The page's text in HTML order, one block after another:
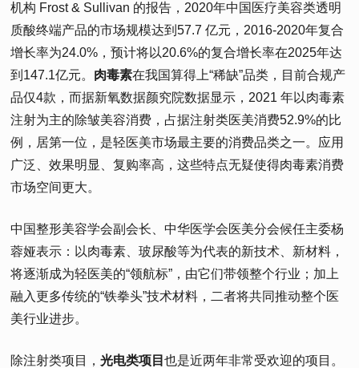
机构 Frost & Sullivan 的报告，2020年中国医疗美容类透明
质酸终端产品的市场规模达到57.7 亿元，2016-2020年复合
增长率为24.0%，预计将以20.6%的复合增长率在2025年达
到147.1亿元。 肉毒素在我国算得上“稀缺”品类，目前合规产
品仅4款，而据新氧数据颜究院数据显示，2021 年以肉毒素
注射为主的除皱美容消费，占据注射类医美消费52.9%的比
例，居第一位，是轻医美市场最主要的消费品类之一。应用
广泛、效果明显、复购率高，这些特点无疑使得肉毒素消费
市场空间更大。
中国整形美容学会副会长、中华医学会医美分会候任主委杨
蓉娅表示：以肉毒素、玻尿酸等为代表的新技术、新材料，
将逐渐成为轻医美的“领航标”，由它们带领整个行业；加上
融入更多传统的“铁拳头”技术材料，二者将共同推动整个医
美行业进步。
除注射类项目，光电类项目也是近两年非常受欢迎的项目。